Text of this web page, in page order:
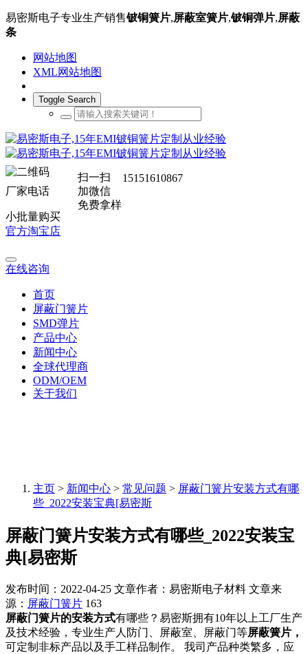
易密斯电子专业生产销售铍铜簧片,屏蔽室簧片,铍铜弹片,屏蔽
条
网站地图
XML网站地图
Toggle Search
扫一扫
加微信
免费拿样
15151610867
厂家电话
小批量购买
官方淘宝店
在线咨询
首页
屏蔽门簧片
SMD弹片
产品中心
新闻中心
全球代理商
ODM/OEM
关于我们
主页 > 新闻中心 > 常见问题 > 屏蔽门簧片安装方式有哪
些_2022安装宝典[易密斯
屏蔽门簧片安装方式有哪些_2022安装宝
典[易密斯
发布时间：2022-04-25 文章作者：易密斯电子材料 文章来
源： 屏蔽门簧片 163
屏蔽门簧片的安装方式有哪些？易密斯拥有10年以上工厂生产
及技术经验，专业生产人防门、屏蔽室、屏蔽门等屏蔽簧片，
可定制非标产品以及手工样品制作。 我司产品种类繁多，应